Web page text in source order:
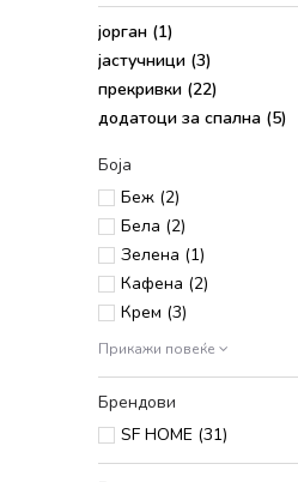
јорган (1)
јастучници (3)
прекривки (22)
додатоци за спална (5)
Боја
Беж (2)
Бела (2)
Зелена (1)
Кафена (2)
Крем (3)
Прикажи повеќе
Брендови
SF HOME (31)